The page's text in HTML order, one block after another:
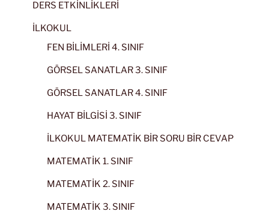
DERS ETKİNLİKLERİ
İLKOKUL
FEN BİLİMLERİ 4. SINIF
GÖRSEL SANATLAR 3. SINIF
GÖRSEL SANATLAR 4. SINIF
HAYAT BİLGİSİ 3. SINIF
İLKOKUL MATEMATİK BİR SORU BİR CEVAP
MATEMATİK 1. SINIF
MATEMATİK 2. SINIF
MATEMATİK 3. SINIF